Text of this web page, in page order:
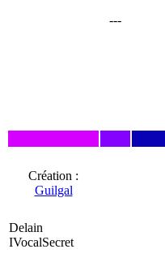
---
Création :
Guilgal
Delain
IVocalSecret